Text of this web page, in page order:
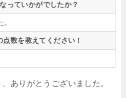
っていかがでしたか？
数を教えてください！
ありがとうございました。